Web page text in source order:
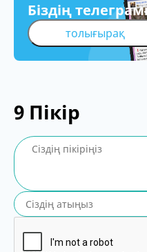
Біздің
толығырақ
9 Пікір